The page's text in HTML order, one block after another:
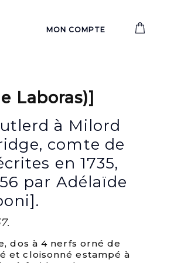
MON COMPTE
Laboras)]
à Milord
comte de
en 1735,
par Adélaïde
dos à 4 nerfs orné de
et cloisonné estampé à